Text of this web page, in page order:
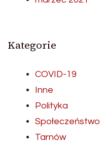
Kategorie
COVID-19
Inne
Polityka
Społeczeństwo
Tarnów